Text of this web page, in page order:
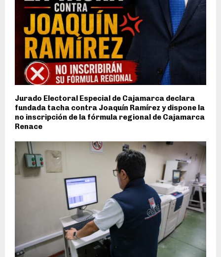
Jurado Electoral Especial de Cajamarca declara
fundada tacha contra Joaquín Ramírez y dispone la
no inscripción de la fórmula regional de Cajamarca
Renace